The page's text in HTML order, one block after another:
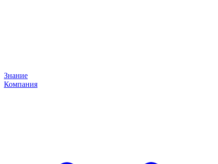
Знание
Компания